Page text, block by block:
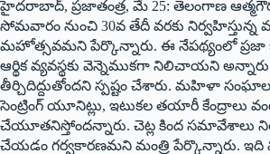
హైదరాబాద్, ప్రజాతంత్ర, మే 25: తెలంగాణ
సోమవారం నుంచి 30వ తేదీ వరకు
మహోత్సవమని పేర్కొన్నారు. ఈ నేపథ్యంలో ప్రజా
ఆర్థిక వ్యవస్థకు వెన్నెముకగా నిలిచాయని
తీర్చిదిద్దుతోందని స్పష్టం చేశారు. మహిళా
సెంట్రింగ్ యూనిట్లు, ఇటుకల తయారీ కేంద్రాలు
చేయూతనిస్తోందన్నారు. చెట్ల కింద సమావేశాలు
చేయడం గర్వకారణమని మంత్రి పేర్కొన్నారు. ఇది